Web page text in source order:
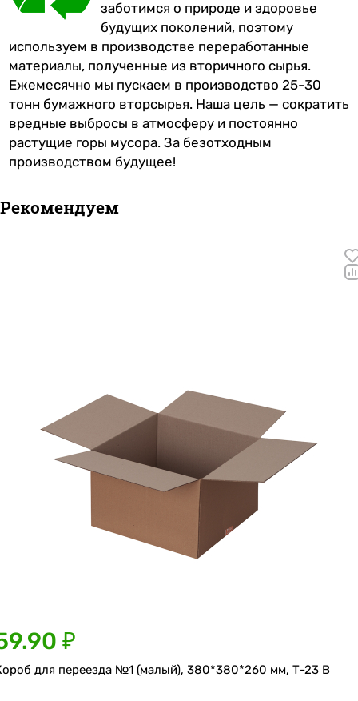
заботимся о природе и здоровье
будущих поколений, поэтому
используем в производстве переработанные
материалы, полученные из вторичного сырья.
Ежемесячно мы пускаем в производство 25-30
тонн бумажного вторсырья. Наша цель — сократить
вредные выбросы в атмосферу и постоянно
растущие горы мусора. За безотходным
производством будущее!
Рекомендуем
₽
для переезда №1 (малый), 380*380*260 мм, Т-23 В